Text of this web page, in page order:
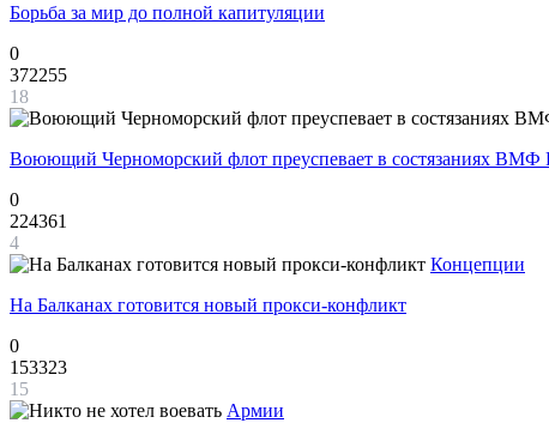
Борьба за мир до полной капитуляции
0
372255
18
Воюющий Черноморский флот преуспевает в состязаниях ВМФ
0
224361
4
Концепции
На Балканах готовится новый прокси-конфликт
0
153323
15
Армии